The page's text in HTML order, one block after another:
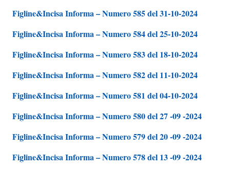
Figline&Incisa Informa – Numero 585 del 31-10-2024
Figline&Incisa Informa – Numero 584 del 25-10-2024
Figline&Incisa Informa – Numero 583 del 18-10-2024
Figline&Incisa Informa – Numero 582 del 11-10-2024
Figline&Incisa Informa – Numero 581 del 04-10-2024
Figline&Incisa Informa – Numero 580 del 27 -09 -2024
Figline&Incisa Informa – Numero 579 del 20 -09 -2024
Figline&Incisa Informa – Numero 578 del 13 -09 -2024